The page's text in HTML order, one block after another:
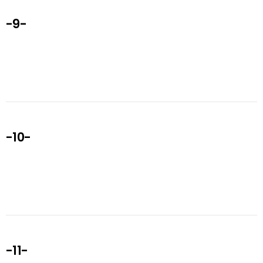
-9-
-10-
-11-